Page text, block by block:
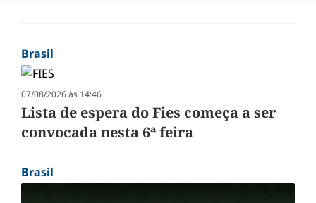
Brasil
07/08/2026 às 14:46
Lista de espera do Fies começa a ser
convocada nesta 6ª feira
Brasil